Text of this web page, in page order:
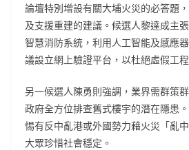
論壇特別增設有關大埔火災的必答題
及支援重建的建議。候選人黎達成主
智慧消防系統，利用人工智能及感應
議設立網上驗證平台，以杜絕虛假工程
另一候選人陳勇則強調，業界需群策
政府全方位排查舊式樓宇的潛在隱患
惕有反中亂港或外國勢力藉火災「亂
大眾珍惜社會穩定。